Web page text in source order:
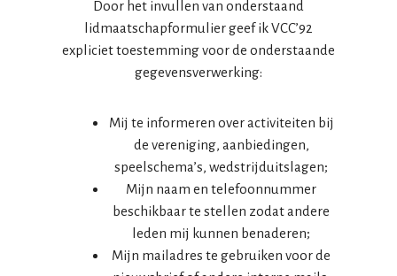
Door het invullen van onderstaand
lidmaatschapformulier geef ik VCC’92
expliciet toestemming voor de onderstaande
gegevensverwerking:
Mij te informeren over activiteiten bij
de vereniging, aanbiedingen,
speelschema’s, wedstrijduitslagen;
Mijn naam en telefoonnummer
beschikbaar te stellen zodat andere
leden mij kunnen benaderen;
Mijn mailadres te gebruiken voor de